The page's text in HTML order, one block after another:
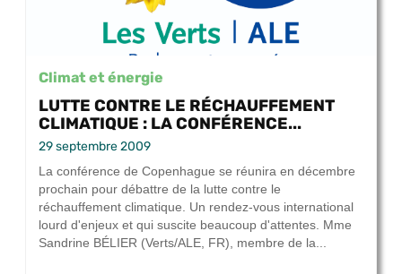
Climat et énergie
LUTTE CONTRE LE RÉCHAUFFEMENT
CLIMATIQUE : LA CONFÉRENCE...
29 septembre 2009
La conférence de Copenhague se réunira en décembre
prochain pour débattre de la lutte contre le
réchauffement climatique. Un rendez-vous international
lourd d'enjeux et qui suscite beaucoup d'attentes. Mme
Sandrine BÉLIER (Verts/ALE, FR), membre de la...